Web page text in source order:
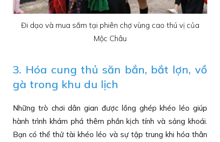
Đi dạo và mua sắm tại phiên chợ vùng cao thú vị của
Mộc Châu
3. Hóa cung thủ săn bắn, bắt lợn, vồ
gà trong khu du lịch
Những trò chơi dân gian được lồng ghép khéo léo giúp
hành trình khám phá thêm phần kịch tính và sảng khoái.
Bạn có thể thử tài khéo léo và sự tập trung khi hóa thân